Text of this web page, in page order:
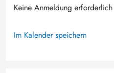
Keine Anmeldung erforderlich
Im Kalender speichern